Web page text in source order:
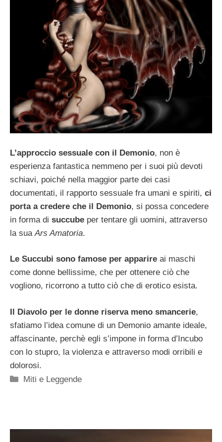
L’approccio sessuale con il Demonio, non è
esperienza fantastica nemmeno per i suoi più devoti
schiavi, poiché nella maggior parte dei casi
documentati, il rapporto sessuale fra umani e spiriti, ci
porta a credere che il Demonio, si possa concedere
in forma di succube per tentare gli uomini, attraverso
la sua Ars Amatoria.
Le Succubi sono famose per apparire ai maschi
come donne bellissime, che per ottenere ciò che
vogliono, ricorrono a tutto ciò che di erotico esista.
Il Diavolo per le donne riserva meno smancerie,
sfatiamo l’idea comune di un Demonio amante ideale,
affascinante, perchè egli s’impone in forma d’Incubo
con lo stupro, la violenza e attraverso modi orribili e
dolorosi.
Categorie
Miti e Leggende